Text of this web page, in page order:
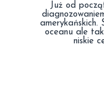
Już od
amerykańskich.
oceanu ale
niskie